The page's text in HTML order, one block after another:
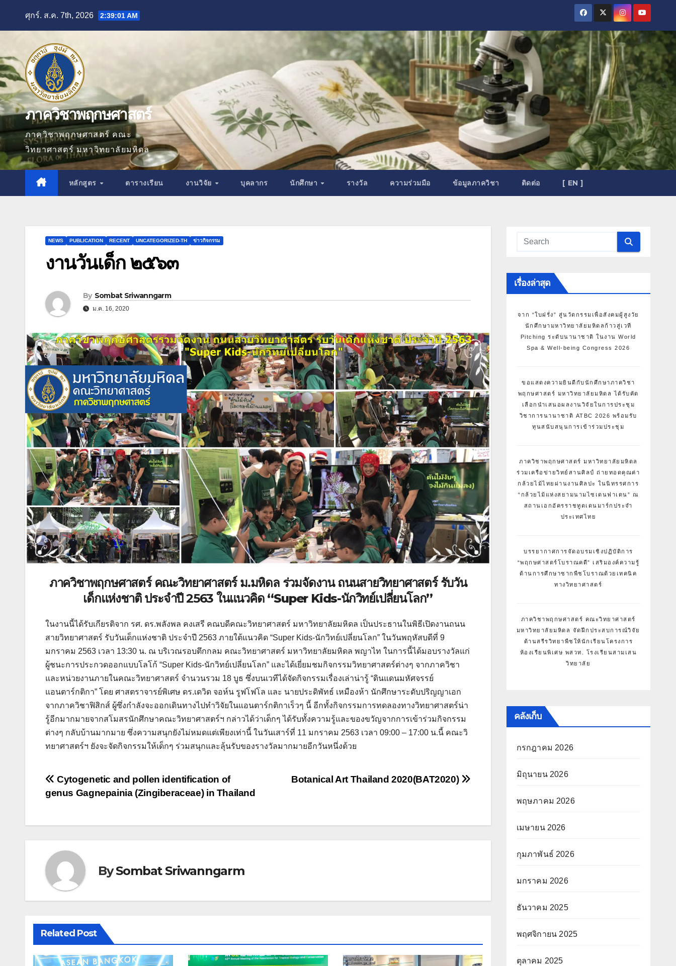
ศุกร์. ส.ค. 7th, 2026 2:39:02 AM
ภาควิชาพฤกษศาสตร์
ภาควิชาพฤกษศาสตร์ คณะ
วิทยาศาสตร์ มหาวิทยาลัยมหิดล
หลักสูตร ตารางเรียน งานวิจัย บุคลากร นักศึกษา รางวัล ความร่วมมือ ข้อมูลภาควิชา ติดต่อ [ EN ]
NEWS PUBLICATION RECENT UNCATEGORIZED-TH ข่าวกิจกรรม
งานวันเด็ก ๒๕๖๓
By Sombat Sriwanngarm
ม.ค. 16, 2020
ภาควิชาพฤกษศาสตร์ คณะวิทยาศาสตร์ ม.มหิดล ร่วมจัดงาน ถนนสายวิทยาศาสตร์ รับวัน
เด็กแห่งชาติ ประจำปี 2563 ในแนวคิด “Super Kids-นักวิทย์เปลี่ยนโลก”
ในงานนี้ได้รับเกียรติจาก รศ. ดร.พลังพล คงเสรี คณบดีคณะวิทยาศาสตร์ มหาวิทยาลัยมหิดล เป็นประธานในพิธีเปิดงานถนน
สายวิทยาศาสตร์ รับวันเด็กแห่งชาติ ประจำปี 2563 ภายใต้แนวคิด “Super Kids-นักวิทย์เปลี่ยนโลก” ในวันพฤหัสบดีที่ 9
มกราคม 2563 เวลา 13:30 น. ณ บริเวณรอบตึกกลม คณะวิทยาศาสตร์ มหาวิทยาลัยมหิดล พญาไท ในการนี้ได้มอบรางวัลแก่
ผู้ชนะการประกวดออกแบบโลโก้ “Super Kids-นักวิทย์เปลี่ยนโลก” และได้เยี่ยมชมกิจกรรมวิทยาศาสตร์ต่างๆ จากภาควิชา
และหน่วยงานภายในคณะวิทยาศาสตร์ จำนวนรวม 18 บูธ ซึ่งบนเวทีได้จัดกิจกรรมเรื่องเล่าน่ารู้ “ดินแดนมหัศจรรย์
แอนตาร์กติกา” โดย ศาสตราจารย์พิเศษ ดร.เดวิด จอห์น รูฟโฟโล และ นายประดิพัทธ์ เหมืองห้า นักศึกษาระดับปริญญาเอก
จากภาควิชาฟิสิกส์ ผู้ซึ่งกำลังจะออกเดินทางไปทำวิจัยในแอนตาร์กติกาเร็วๆ นี้ อีกทั้งกิจกรรมการทดลองทางวิทยาศาสตร์น่า
รู้อีกมากมายจากสโมสรนักศึกษาคณะวิทยาศาสตร์ฯ กล่าวได้ว่าเด็กๆ ได้รับทั้งความรู้และของขวัญจากการเข้าร่วมกิจกรรม
ต่างๆ กลับบ้านมากมาย ซึ่งความสนุกยังไม่หมดแต่เพียงเท่านี้ ในวันเสาร์ที่ 11 มกราคม 2563 เวลา 09:00 – 17:00 น.นี้ คณะวิ
ทยาศาสตร์ฯ ยังจะจัดกิจกรรมให้เด็กๆ ร่วมสนุกและลุ้นรับของรางวัลมากมายอีกวันหนึ่งด้วย
แนะแนว
เรื่อง
Botanical Art Thailand 2020(BAT2020)
Cytogenetic and pollen identification of
genus Gagnepainia (Zingiberaceae) in Thailand
BySombat Sriwanngarm
Related Post
เรื่องล่าสุด
จาก “ใบฝรั่ง” สู่นวัตกรรมเพื่อสังคมผู้สูงวัย
นักศึกษามหาวิทยาลัยมหิดลก้าวสู่เวที
Pitching ระดับนานาชาติ ในงาน World
Spa & Well-being Congress 2026
ขอแสดงความยินดีกับนักศึกษาภาควิชา
พฤกษศาสตร์ มหาวิทยาลัยมหิดล ได้รับคัด
เลือกนำเสนอผลงานวิจัยในการประชุม
วิชาการนานาชาติ ATBC 2026 พร้อมรับ
ทุนสนับสนุนการเข้าร่วมประชุม
ภาควิชาพฤกษศาสตร์ มหาวิทยาลัยมหิดล
ร่วมเครือข่ายวิทย์สานศิลป์ ถ่ายทอดคุณค่า
กล้วยไม้ไทยผ่านงานศิลปะ ในนิทรรศการ
“กล้วยไม้แห่งสยามนามไซเดนฟาเดน” ณ
สถานเอกอัครราชทูตเดนมาร์กประจำ
ประเทศไทย
บรรยากาศการจัดอบรมเชิงปฏิบัติการ
“พฤกษศาสตร์โบราณคดี” เสริมองค์ความรู้
ด้านการศึกษาซากพืชโบราณด้วยเทคนิค
ทางวิทยาศาสตร์
ภาควิชาพฤกษศาสตร์ คณะวิทยาศาสตร์
มหาวิทยาลัยมหิดล จัดฝึกประสบการณ์วิจัย
ด้านสรีรวิทยาพืชให้นักเรียนโครงการ
ห้องเรียนพิเศษ พสวท. โรงเรียนสามเสน
วิทยาลัย
คลังเก็บ
กรกฎาคม 2026
มิถุนายน 2026
พฤษภาคม 2026
เมษายน 2026
กุมภาพันธ์ 2026
มกราคม 2026
ธันวาคม 2025
พฤศจิกายน 2025
ตุลาคม 2025